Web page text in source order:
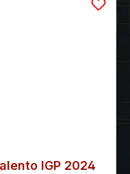
IGP 2024